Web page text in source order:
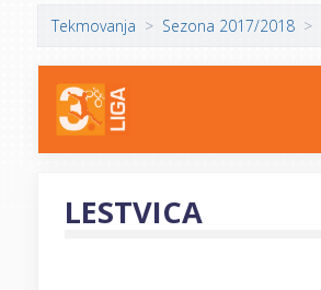
Tekmovanja Sezona 2017/2018
LESTVICA